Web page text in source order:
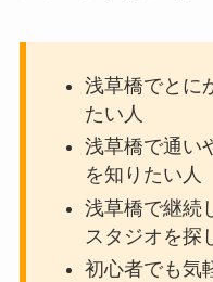
浅草橋でとに
たい人
浅草橋で通い
を知りたい人
浅草橋で継続
スタジオを探
初心者でも気